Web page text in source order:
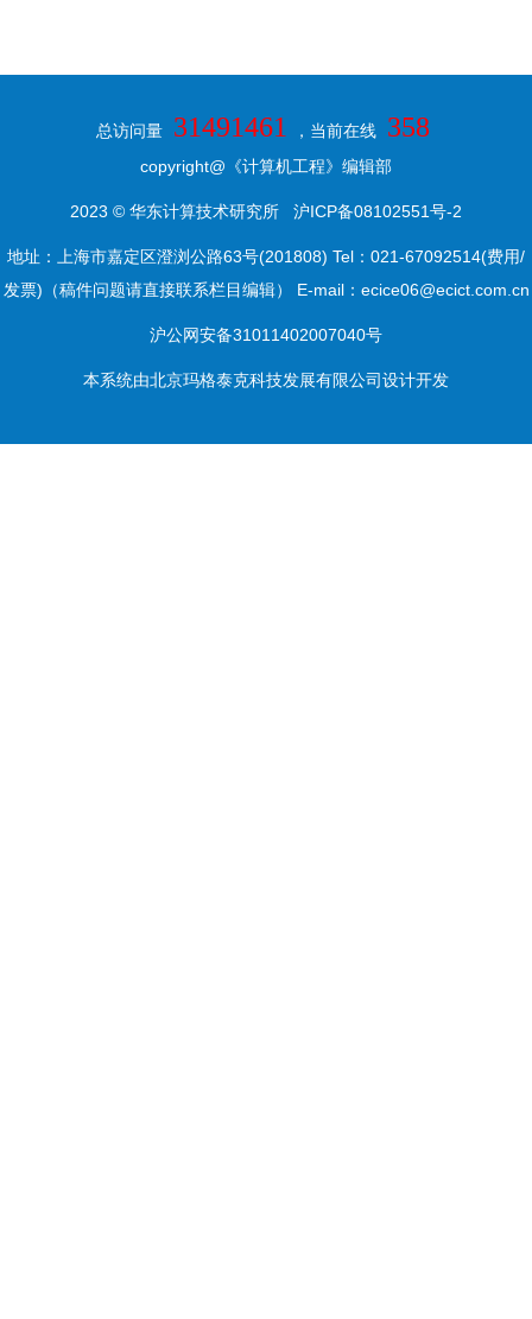
总访问量 31491461 ，当前在线 358
copyright@《计算机工程》编辑部
2023 © 华东计算技术研究所 沪ICP备08102551号-2
地址：上海市嘉定区澄浏公路63号(201808) Tel：021-67092514(费用/
发票)（稿件问题请直接联系栏目编辑） E-mail：ecice06@ecict.com.cn
沪公网安备31011402007040号
本系统由北京玛格泰克科技发展有限公司设计开发